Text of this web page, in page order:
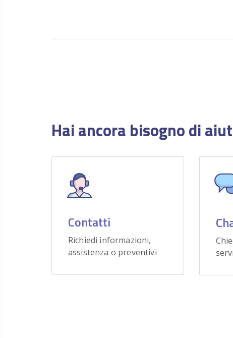
Hai ancora bisogno di
Contatti
Richiedi informazioni,
assistenza o preventivi